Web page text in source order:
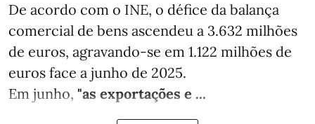
De acordo com o INE, o défice da balança
comercial de bens ascendeu a 3.632 milhões
de euros, agravando-se em 1.122 milhões de
euros face a junho de 2025.
Em junho, "as exportações e ...